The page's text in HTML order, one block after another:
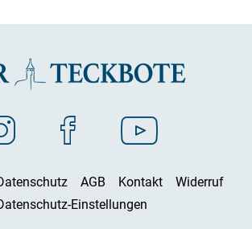
AGB Kontakt
Widerruf
Einstellungen